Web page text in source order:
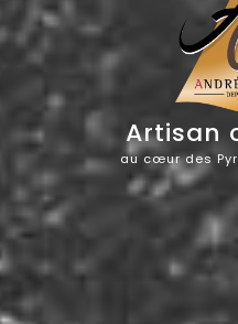
Artisan
au cœur des